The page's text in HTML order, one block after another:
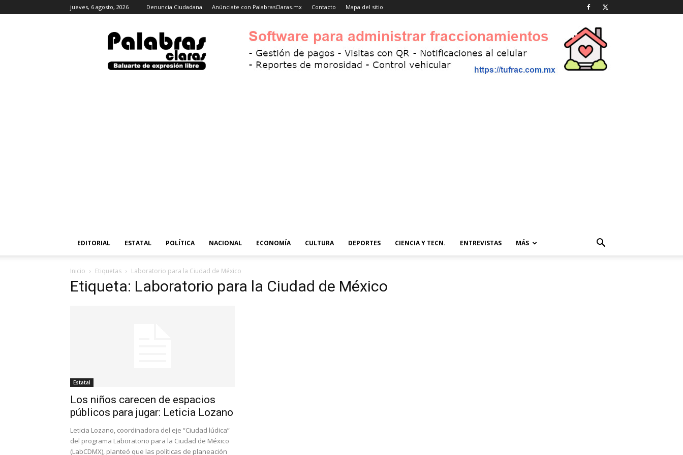
jueves, 6 agosto, 2026 Denuncia Ciudadana Anúnciate con PalabrasClaras.mx Contacto Mapa del sitio
PalabrasClaras.mx
EDITORIAL ESTATAL POLÍTICA NACIONAL ECONOMÍA CULTURA DEPORTES CIENCIA Y TECN. ENTREVISTAS MÁS
Inicio Etiquetas Laboratorio para la Ciudad de México
Etiqueta: Laboratorio para la Ciudad de México
Estatal
Los niños carecen de espacios
públicos para jugar: Leticia Lozano
Leticia Lozano, coordinadora del eje “Ciudad lúdica”
del programa Laboratorio para la Ciudad de México
(LabCDMX), planteó que las políticas de planeación